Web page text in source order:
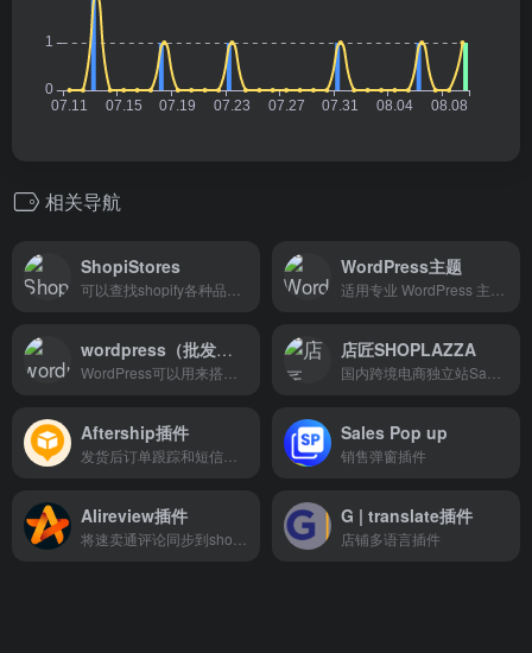
相关导航
ShopiStores WordPress主题
wordpress（批发独立站） 店匠SHOPLAZZA
Aftership插件 Sales Pop up
销售弹窗插件
Alireview插件 G | translate插件
店铺多语言插件